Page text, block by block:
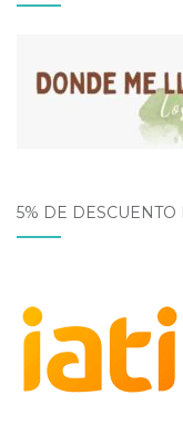
5% DE DESCUENTO